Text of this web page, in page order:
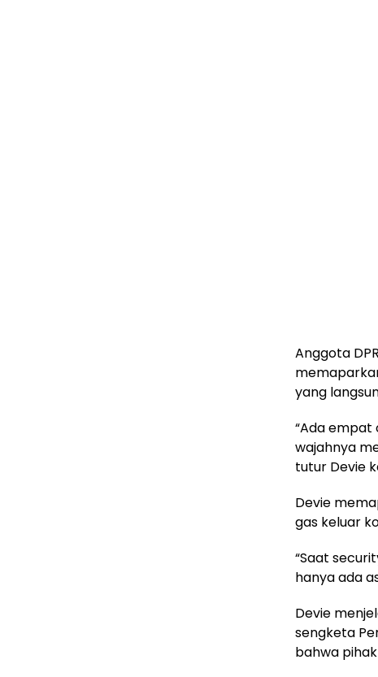
Anggota
yang
“Ada
wajahnya
tutur Devie
Devie
gas keluar
“Saat
hanya ada
Devie
sengketa
bahwa